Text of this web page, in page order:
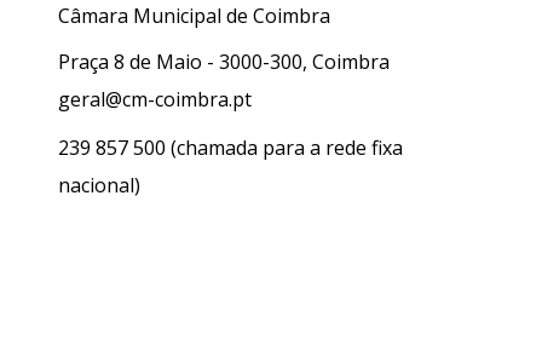
Câmara Municipal de Coimbra
Praça 8 de Maio - 3000-300, Coimbra
geral@cm-coimbra.pt
239 857 500 (chamada para a rede fixa
nacional)